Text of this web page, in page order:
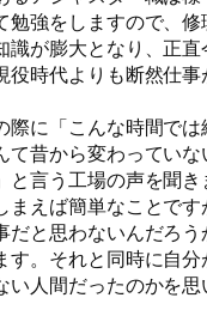
勉強をしますので、
識が膨大となり、正直
役時代よりも断然仕
際に「こんな時間で
て昔から変わってい
と言う工場の声を聞き
まえば簡単なことで
と思わないんだろう
す。それと同時に自
い人間だったのかを思